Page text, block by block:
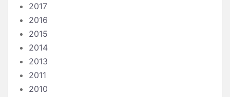
2017
2016
2015
2014
2013
2011
2010